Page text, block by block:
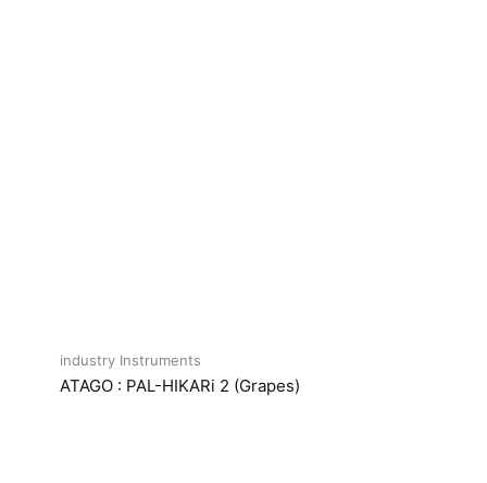
industry Instruments
ATAGO : PAL-HIKARi 2 (Grapes)